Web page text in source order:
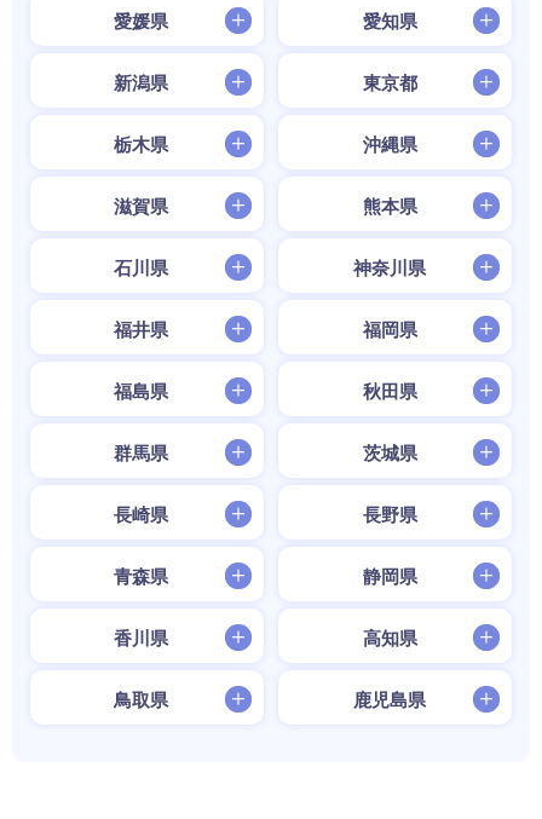
愛媛県 愛知県
新潟県 東京都
栃木県 沖縄県
滋賀県 熊本県
石川県 神奈川県
福井県 福岡県
福島県 秋田県
群馬県 茨城県
長崎県 長野県
青森県 静岡県
香川県 高知県
鳥取県 鹿児島県